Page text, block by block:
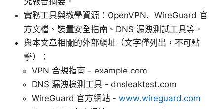
實務工具與教學資源：OpenVPN、WireGuard 官
方文檔、裝置安全指南、DNS 漏洩測試工具等。
與本文章相關的外部網址（文字僅列出，不可點
擊）：
VPN 合規指南 - example.com
DNS 漏洩檢測工具 - dnsleaktest.com
WireGuard 官方網站 - www.wireguard.com